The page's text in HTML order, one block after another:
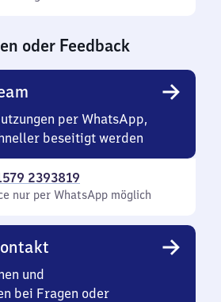
oder Feedback
per WhatsApp,
beseitigt werden
2393819
nur per WhatsApp möglich
und
bei Fragen oder